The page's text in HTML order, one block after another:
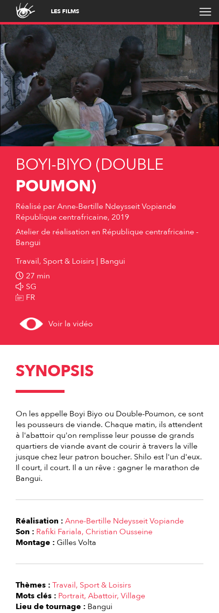
LES FILMS
BOYI-BIYO (DOUBLE
POUMON)
Réalisé parAnne-Bertille Ndeysseit Vopiande
République centrafricaine, 2019
Atelier de réalisation en République centrafricaine -
Bangui
Travail, Sport & Loisirs Bangui
27 min
SG
FR
Voir la vidéo
SYNOPSIS
On les appelle Boyi Biyo ou Double-Poumon, ce sont
les pousseurs de viande. Chaque matin, ils attendent
à l'abattoir qu'on remplisse leur pousse de grands
quartiers de viande avant de courir à travers la ville
jusque chez leur patron boucher. Shilo est l'un d'eux.
Il court, il court. Il a un rêve : gagner le marathon de
Bangui.
Réalisation : Anne-Bertille Ndeysseit Vopiande
Son : Rafiki Fariala Christian Ousseine
Montage : Gilles Volta
Thèmes : Travail Sport & Loisirs
Mots clés : Portrait Abattoir Village
Lieu de tournage : Bangui